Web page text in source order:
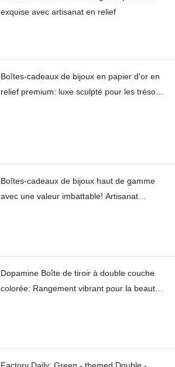
exquise avec artisanat en relief
Boîtes-cadeaux de bijoux en papier d'or en
relief premium: luxe sculpté pour les trésors
Boîtes-cadeaux de bijoux haut de gamme
avec une valeur imbattable! Artisanat
Dopamine Boîte de tiroir à double couche
colorée: Rangement vibrant pour la beauté